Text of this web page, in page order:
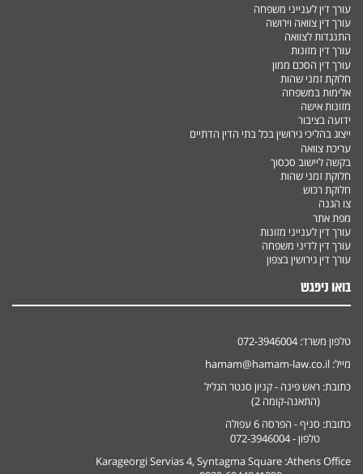
עורך דין לענייני משפחה
עורך דין צוואה וירושה
התנגדות לצוואה
עורך דין מזונות
עורך דין הסכם ממון
חלוקת זמני שהות
אלימות במשפחה
מזונות אישה
ידועה בציבור
ייצוג בהליכי גירושין בכל בתי הדין הדתיים
עריכת צוואה
בקשה ליישוב סכסוך
חלוקת זמני שהות
חלוקת רכוש
צו הגנה
מפת אתר
עורך דין לענייני מזונות
עורך דין לדיני משפחה
עורך דין גירושין בצפון
בואו ניפגש
טלפון משרד: 072-3946004
מייל: hamam@hamam-law.co.il
כתובת: ראש פינה - קניון סנטר הגליל
(התאנה-קומה 2)
כתובת: סניף - הפרסה 6 עפולה
טלפון - 072-3946004
Athens Office:
Karageorgi Servias 4, Syntagma Square